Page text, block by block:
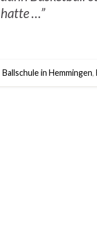
hatte …”
Ballschule in Hemmingen,